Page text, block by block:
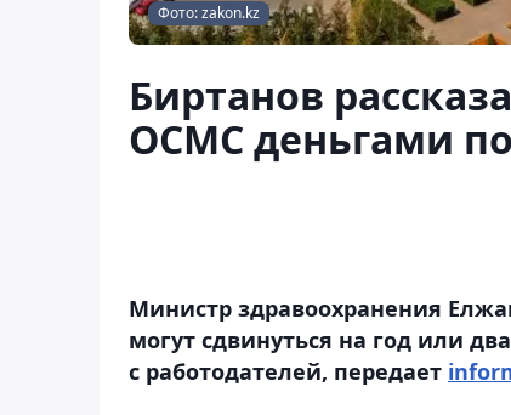
Фото: zakon.kz
Биртанов
ОСМС деньгами
Министр здравоохранения
могут сдвинуться на год или
с работодателей, передает